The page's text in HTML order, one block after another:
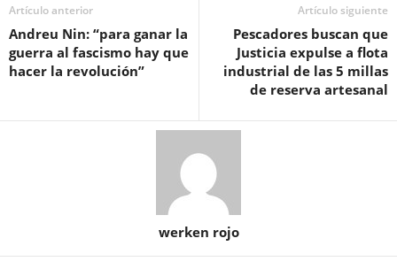
Artículo anterior
Andreu Nin: “para ganar la
guerra al fascismo hay que
hacer la revolución”
Artículo siguiente
Pescadores buscan que
Justicia expulse a flota
industrial de las 5 millas
de reserva artesanal
werken rojo